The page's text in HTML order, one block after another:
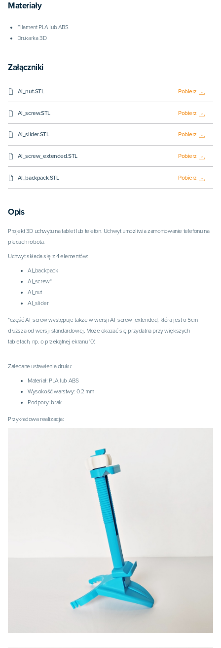
Materiały
Filament PLA lub ABS
Drukarka 3D
Załączniki
AI_nut.STL Pobierz
AI_screw.STL Pobierz
AI_slider.STL Pobierz
AI_screw_extended.STL Pobierz
AI_backpack.STL Pobierz
Opis
Projekt 3D uchwytu na tablet lub telefon. Uchwyt umożliwia zamontowanie telefonu na
plecach robota.
Uchwyt składa się z 4 elementów:
AI_backpack
AI_screw*
AI_nut
AI_slider
*część AI_screw występuje także w wersji AI_screw_extended, która jest o 5cm
dłuższa od wersji standardowej. Może okazać się przydatna przy większych
tabletach, np. o przekątnej ekranu 10'.
Zalecane ustawienia druku:
Materiał: PLA lub ABS
Wysokość warstwy: 0.2 mm
Podpory: brak
Przykładowa realizacja: